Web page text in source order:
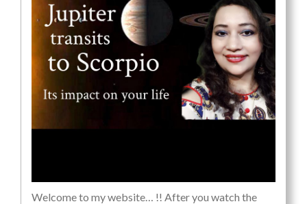
Welcome to my website… !! After you watch the